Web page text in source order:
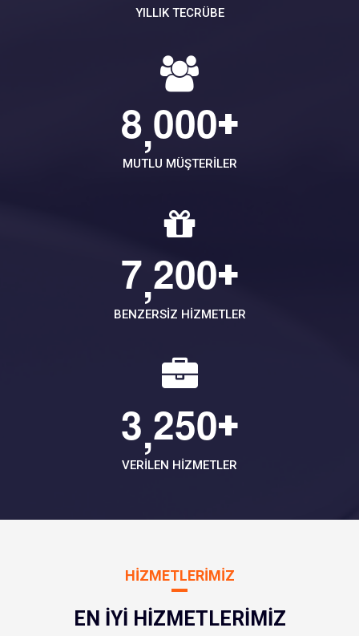
YILLIK TECRÜBE
8,000+
MUTLU MÜŞTERILER
7,200+
BENZERSIZ HIZMETLER
3,250+
VERILEN HIZMETLER
HIZMETLERIMIZ
EN İYI HIZMETLERIMIZ